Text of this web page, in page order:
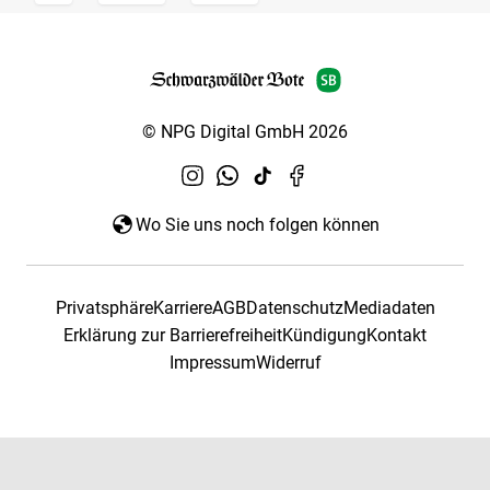
© NPG Digital GmbH 2026
Wo Sie uns noch folgen können
PrivatsphäreKarriereAGBDatenschutzMediadaten
Erklärung zur BarrierefreiheitKündigungKontakt
ImpressumWiderruf